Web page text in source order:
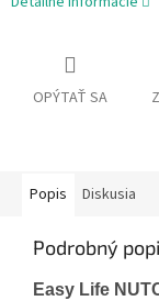
OPÝTAŤ SA
Popis Diskusia
Podrobný
Easy Life